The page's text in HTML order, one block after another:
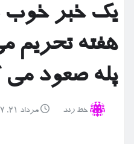
یک خبر خوب
هفته تحریم
پله صعود می
خط رند مرداد ۲۱, ۱۳۹۷